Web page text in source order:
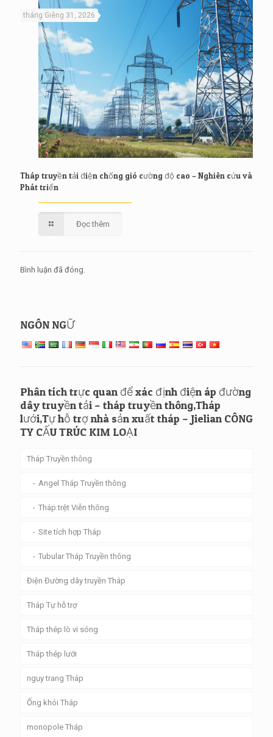
tháng Giêng 31, 2026
Tháp truyền tải điện chống gió cường độ cao – Nghiên cứu và
Phát triển
Đọc thêm
Bình luận đã đóng.
NGÔN NGỮ
Phân tích trực quan để xác định điện áp đường
dây truyền tải – tháp truyền thông,Tháp
lưới,Tự hỗ trợ nhà sản xuất tháp – Jielian CÔNG
TY CẤU TRÚC KIM LOẠI
Tháp Truyền thông
Angel Tháp Truyền thông
Tháp trệt Viễn thông
Site tích hợp Tháp
Tubular Tháp Truyền thông
Điện Đường dây truyền Tháp
Tháp Tự hỗ trợ
Tháp thép lò vi sóng
Tháp thép lưới
ngụy trang Tháp
Ống khói Tháp
monopole Tháp